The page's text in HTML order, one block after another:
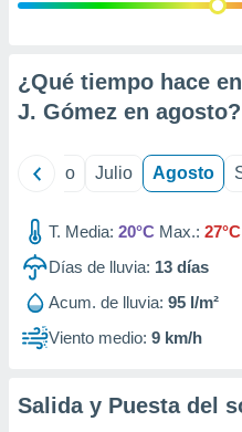
e
mediante
de
1199
¿Qué tiempo hace
J. Gómez en agosto?
Junio Julio Agosto
T. Media: 20°C Max.: 27°C
Días de lluvia: 13 días
Acum. de lluvia: 95 l/m²
Viento medio: 9 km/h
Salida y Puesta del